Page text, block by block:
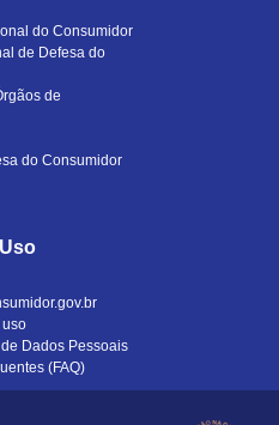
do Consumidor
de Defesa do
de
do Consumidor
Dados Pessoais
(FAQ)